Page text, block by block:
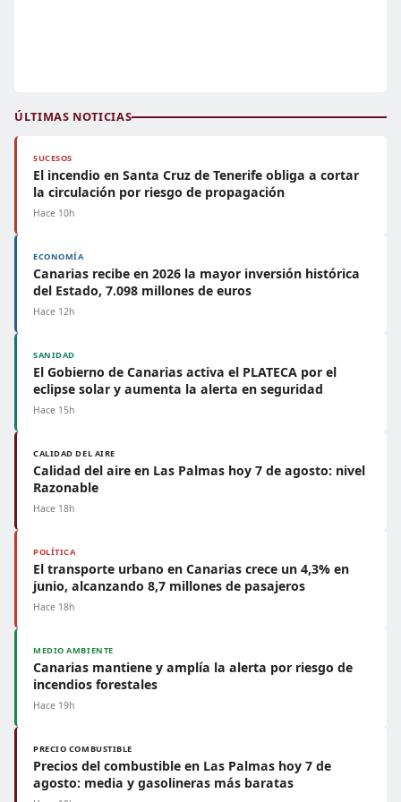
ÚLTIMAS NOTICIAS
SUCESOS
El incendio en Santa Cruz de Tenerife obliga a cortar
la circulación por riesgo de propagación
Hace 10h
ECONOMÍA
Canarias recibe en 2026 la mayor inversión histórica
del Estado, 7.098 millones de euros
Hace 12h
SANIDAD
El Gobierno de Canarias activa el PLATECA por el
eclipse solar y aumenta la alerta en seguridad
Hace 15h
CALIDAD DEL AIRE
Calidad del aire en Las Palmas hoy 7 de agosto: nivel
Razonable
Hace 18h
POLÍTICA
El transporte urbano en Canarias crece un 4,3% en
junio, alcanzando 8,7 millones de pasajeros
Hace 18h
MEDIO AMBIENTE
Canarias mantiene y amplía la alerta por riesgo de
incendios forestales
Hace 19h
PRECIO COMBUSTIBLE
Precios del combustible en Las Palmas hoy 7 de
agosto: media y gasolineras más baratas